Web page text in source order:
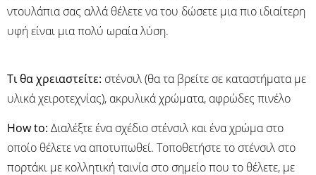
ντουλάπια σας αλλά θέλετε να του δώσετε μια πιο ιδιαίτερη
υφή είναι μια πολύ ωραία λύση.
Τι θα χρειαστείτε: στένσιλ (θα τα βρείτε σε καταστήματα με
υλικά χειροτεχνίας), ακρυλικά χρώματα, αφρώδες πινέλο
Ηow to: Διαλέξτε ένα σχέδιο στένσιλ και ένα χρώμα στο
οποίο θέλετε να αποτυπωθεί. Τοποθετήστε το στένσιλ στο
πορτάκι με κολλητική ταινία στο σημείο που το θέλετε, με